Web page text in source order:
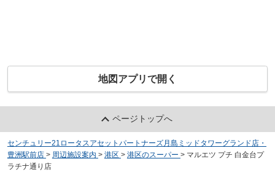
地図アプリで開く
ページトップへ
センチュリー21ロータスアセットパートナーズ月島ミッドタワーグランド店・
豊洲駅前店 > 周辺施設案内 > 港区 > 港区のスーパー > マルエツ プチ 白金台プ
ラチナ通り店